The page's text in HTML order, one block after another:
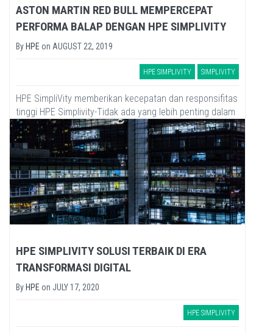
ASTON MARTIN RED BULL MEMPERCEPAT
PERFORMA BALAP DENGAN HPE SIMPLIVITY
ByHPE on AUGUST 22, 2019
HPE SIMPLIVITY SIMPLIVITY
HPE SimpliVity memberikan kecepatan dan responsifitas
tinggi HPE Simplivity-Tidak ada yang lebih penting dalam
dunia balap Formula One (F1) dari pada kecepatan.
Bahkan, dibanyak bidang...
HPE SIMPLIVITY SOLUSI TERBAIK DI ERA
TRANSFORMASI DIGITAL
By HPE on JULY 17, 2020
HPE SIMPLIVITY